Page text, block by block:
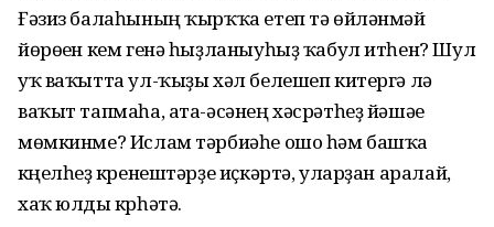
Ғәзиз балаһының ҡырҡҡа етеп тә өйләнмәй
йөрөүен кем генә һыҙланыуһыҙ ҡабул итһен? Шул
уҡ ваҡытта ул-ҡыҙы хәл белешеп китергә лә
ваҡыт тапмаһа, ата-әсәнең хәсрәтһеҙ йәшәүе
мөмкинме? Ислам тәрбиәһе ошо һәм башҡа
күңелһеҙ күренештәрҙе иҫкәртә, уларҙан аралай,
хаҡ юлды күрһәтә.